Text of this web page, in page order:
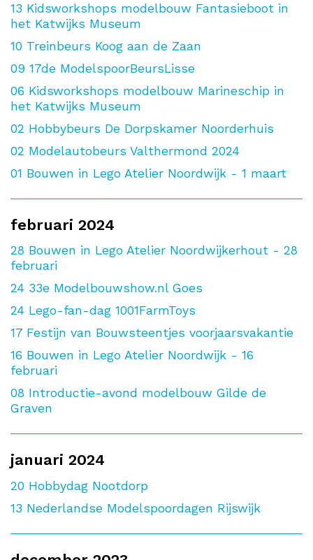
13 Kidsworkshops modelbouw Fantasieboot in
het Katwijks Museum
10 Treinbeurs Koog aan de Zaan
09 17de ModelspoorBeursLisse
06 Kidsworkshops modelbouw Marineschip in
het Katwijks Museum
02 Hobbybeurs De Dorpskamer Noorderhuis
02 Modelautobeurs Valthermond 2024
01 Bouwen in Lego Atelier Noordwijk - 1 maart
februari 2024
28 Bouwen in Lego Atelier Noordwijkerhout - 28
februari
24 33e Modelbouwshow.nl Goes
24 Lego-fan-dag 1001FarmToys
17 Festijn van Bouwsteentjes voorjaarsvakantie
16 Bouwen in Lego Atelier Noordwijk - 16
februari
08 Introductie-avond modelbouw Gilde de
Graven
januari 2024
20 Hobbydag Nootdorp
13 Nederlandse Modelspoordagen Rijswijk